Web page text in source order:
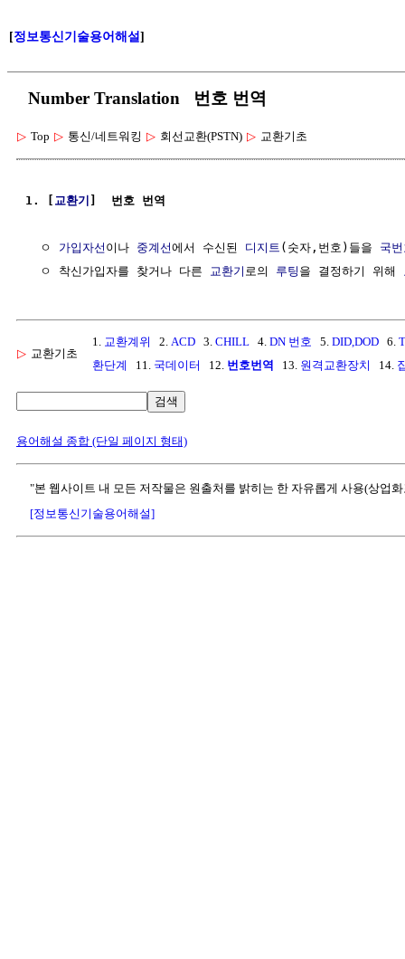
[정보통신기술용어해설]
Number Translation 번호 번역
▷ Top ▷ 통신/네트워킹 ▷ 회선교환(PSTN) ▷ 교환기초
1. [ 교환기 ]  번호 번역
  ㅇ
가입자선 이나 중계선에서 수신된 디지트 (숫자,번호)들을 국
  ㅇ 착신가입자를 찾거나 다른
교환기 로의 루팅 을 결정하기 위해
▷ 교환기초
1. 교환계위 2. ACD 3. CHILL 4. DN 번호 5. DID,DOD 6.
환단계
11. 국데이터 12. 번호번역 13. 원격교환장치 14.
검색
용어해설 종합 (단일 페이지 형태)
"본 웹사이트 내 모든 저작물은 원출처를 밝히는 한 자유롭게 사용(상업
[정보통신기술용어해설]